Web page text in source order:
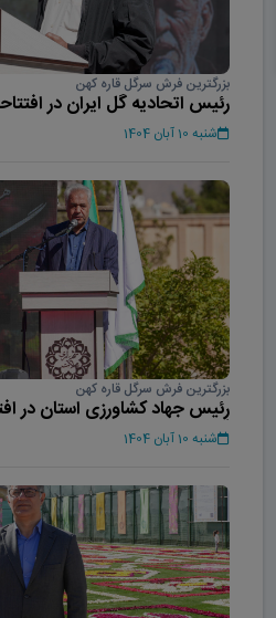
بزرگترین فرش سرگل قاره کهن
رئیس اتحادیه گل ایران در
آسیاشنبه 10 آبان 1404
بزرگترین فرش سرگل قاره کهن
رئیس جهاد کشاورزی استان در
گل آسیا
شنبه 10 آبان 1404